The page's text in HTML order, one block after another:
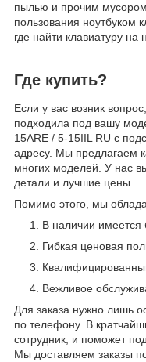
пылью и прочим
пользования ноутбуком
где найти клавиатуру
Где купить?
Если у вас возник
подходила под вашу
15ARE / 5-15IIL RU с
адресу. Мы предлагаем
многих моделей. У нас
детали и лучшие цены.
Помимо этого, мы
В наличии имеется
Гибкая ценовая
Вежливое
Для заказа нужно лишь
по телефону. В
сотрудник, и поможет
Мы доставляем заказы